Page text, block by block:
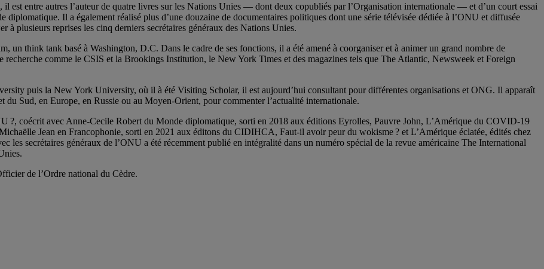
est entre autres l’auteur de quatre livres sur les Nations Unies — dont deux copubliés par l’Organisation internationale — et d’un court essai
Il a également réalisé plus d’une douzaine de documentaires politiques dont une série télévisée dédiée à l’ONU et diffusée
plusieurs reprises les cinq derniers secrétaires généraux des Nations Unies.
un think tank basé à Washington, D.C. Dans le cadre de ses fonctions, il a été amené à coorganiser et à animer un grand nombre de
recherche comme le CSIS et la Brookings Institution, le New York Times et des magazines tels que The Atlantic, Newsweek et Foreign
puis la New York University, où il à été Visiting Scholar, il est aujourd’hui consultant pour différentes organisations et ONG. Il apparaît
du Sud, en Europe, en Russie ou au Moyen-Orient, pour commenter l’actualité internationale.
?, coécrit avec Anne-Cecile Robert du Monde diplomatique, sorti en 2018 aux éditions Eyrolles, Pauvre John, L’Amérique du COVID-19
Jean en Francophonie, sorti en 2021 aux éditons du CIDIHCA, Faut-il avoir peur du wokisme ? et L’Amérique éclatée, édités chez
les secrétaires généraux de l’ONU a été récemment publié en intégralité dans un numéro spécial de la revue américaine The International
de l’Ordre national du Cèdre.